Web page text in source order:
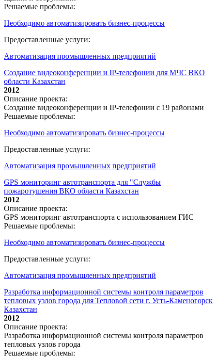
Решаемые проблемы:
Необходимо автоматизировать бизнес-процессы
Предоставленные услуги:
Автоматизация промышленных предприятий
Создание видеоконференции и IP-телефонии для МЧС ВКО
области Казахстан
2012
Описание проекта:
Создание видеоконференции и IP-телефонии с 19 районами
Решаемые проблемы:
Необходимо автоматизировать бизнес-процессы
Предоставленные услуги:
Автоматизация промышленных предприятий
GPS мониторинг автотранспорта для "Службы
пожаротушения ВКО области Казахстан
2012
Описание проекта:
GPS мониторинг автотранспорта с использованием ГИС
Решаемые проблемы:
Необходимо автоматизировать бизнес-процессы
Предоставленные услуги:
Автоматизация промышленных предприятий
Разработка информационной системы контроля параметров
тепловых узлов города для Тепловой сети г. Усть-Каменогорск
Казахстан
2012
Описание проекта:
Разработка информационной системы контроля параметров
тепловых узлов города
Решаемые проблемы: